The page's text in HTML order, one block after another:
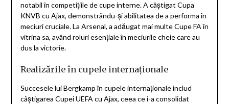
notabil în competițiile de cupe interne. A câștigat Cupa
KNVB cu Ajax, demonstrându-și abilitatea de a performa în
meciuri cruciale. La Arsenal, a adăugat mai multe Cupe FA în
vitrina sa, având roluri esențiale în meciurile cheie care au
dus la victorie.
Realizările în cupele internaționale
Succesele lui Bergkamp în cupele internaționale includ
câștigarea Cupei UEFA cu Ajax, ceea ce i-a consolidat